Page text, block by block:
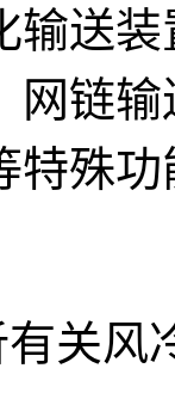
输送
网链
特殊
关风